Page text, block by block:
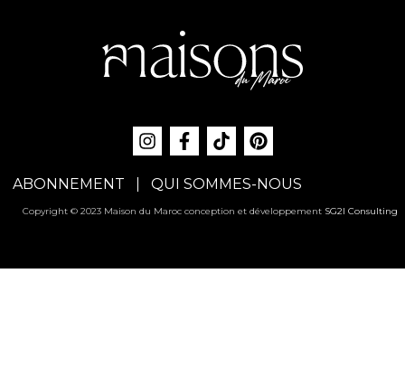
ABONNEMENT QUI SOMMES-NOUS
Copyright © 2023 Maison du Maroc conception et développement SG2I Consulting